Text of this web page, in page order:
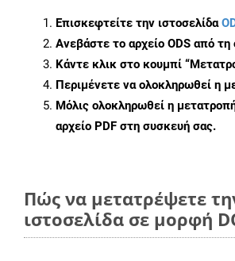
Επισκεφτείτε την ιστοσελίδα
Ανεβάστε το αρχείο ODS από
Κάντε κλικ στο κουμπί
Περιμένετε να ολοκληρωθεί η
Μόλις ολοκληρωθεί η
αρχείο PDF στη συσκευή σας.
Πώς να μετατρέψετε
ιστοσελίδα σε μορφή